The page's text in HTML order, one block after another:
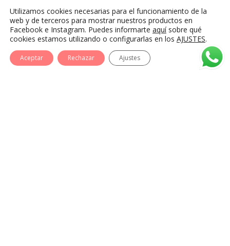
Nosotros
Preguntas Frecuentes
Condiciones de compra
Envíos y Devoluciones
Contacto
Utilizamos cookies necesarias para el funcionamiento de la
web y de terceros para mostrar nuestros productos en
Facebook e Instagram. Puedes informarte aquísobre qué
cookies estamos utilizando o configurarlas en los AJUSTES.
Aceptar Rechazar Ajustes